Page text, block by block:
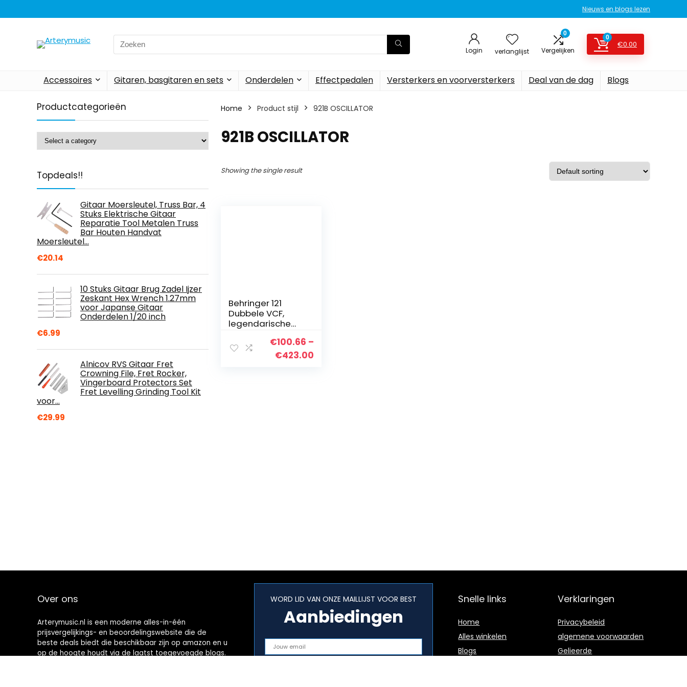
Nieuws en blogs lezen
Search
for:
Login verlanglijst
0
Vergelijken
0
€0.00
Accessoires Gitaren, basgitaren en sets Onderdelen Effectpedalen Versterkers en voorversterkers Deal van de dag Blogs
Productcategorieën
Topdeals!!
Gitaar Moersleutel, Truss Bar, 4
Stuks Elektrische Gitaar
Reparatie Tool Metalen Truss
Bar Houten Handvat
Moersleutel…
€20.14
10 Stuks Gitaar Brug Zadel Ijzer
Zeskant Hex Wrench 1.27mm
voor Japanse Gitaar
Onderdelen 1/20 inch
€6.99
Alnicov RVS Gitaar Fret
Crowning File, Fret Rocker,
Vingerboard Protectors Set
Fret Levelling Grinding Tool Kit
voor…
€29.99
Home Product stijl 921B OSCILLATOR
921B OSCILLATOR
Showing the single result
Behringer 121
Dubbele VCF,
legendarische
VCF-module voor
Eurorack
€100.66 –
€423.00
Over ons
Arterymusic.nl is een moderne alles-in-één
prijsvergelijkings- en beoordelingswebsite die de
beste deals biedt die beschikbaar zijn op amazon en u
op de hoogte houdt via de laatst toegevoegde blogs.
WORD LID VAN ONZE MAILLIJST VOOR BEST
Aanbiedingen
Snelle links
Home
Alles winkelen
Blogs
Verklaringen
Privacybeleid
algemene voorwaarden
Gelieerde